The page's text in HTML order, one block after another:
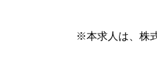
※本求人は、株